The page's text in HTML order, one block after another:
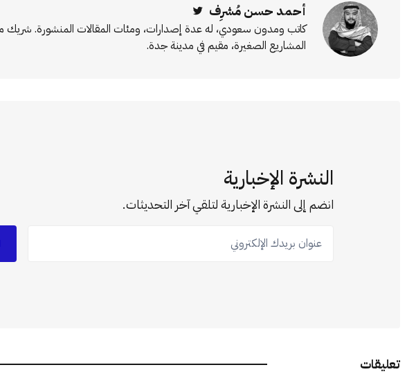
أحمد حسن مُشرِف
كاتب ومدون سعودي، له عدة إصدارات، ومئات المقالات المنشورة.
المشاريع الصغيرة، مقيم في مدينة جدة.
النشرة الإخبارية
انضم إلى النشرة الإخبارية لتلقي آخر التحديثات.
عنوان بريدك الإلكتروني
تعليقات